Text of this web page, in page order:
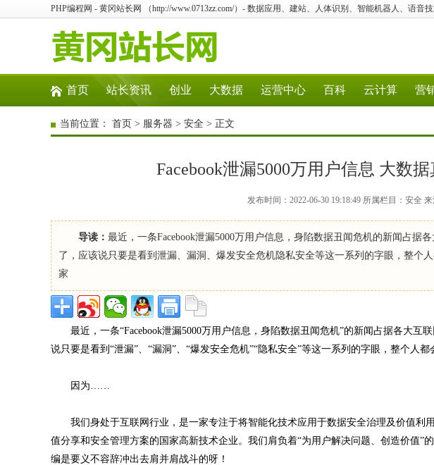
PHP编程网 - 黄冈站长网 （http://www.0713zz.com/）- 数据应用、建站、人体识别、智能机器人、语音
首页 站长资讯 创业 大数据 运营中心 百科 云计算 营
当前位置： 首页 > 服务器 > 安全 > 正文
Facebook泄漏5000万用户信息 大数
发布时间：2022-06-30 19:18:49 所属栏目：安全
导读： 最近，一条Facebook泄漏5000万用户信息，身陷数据丑闻危机的新闻占据
了，应该说只要是看到泄漏、漏洞、爆发安全危机隐私安全等这一系列的字眼，整个
家
最近，一条“Facebook泄漏5000万用户信息，身陷数据丑闻危机”的新闻占据各大互
说只要是看到“泄漏”、“漏洞”、“爆发安全危机”“隐私安全”等这一系列的字眼，整个人都
因为……
我们身处于互联网行业，是一家专注于将智能化技术应用于数据安全治理及价值利
值分享和安全管理方案的国家高新技术企业。我们肩负着“为用户解决问题、创造价值”
编是要义不容辞冲出去肩并肩战斗的呀！